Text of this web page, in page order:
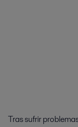
Tras sufrir